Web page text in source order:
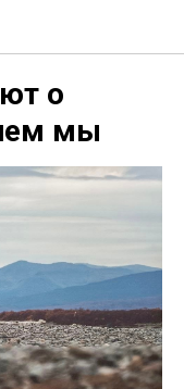
о
мы